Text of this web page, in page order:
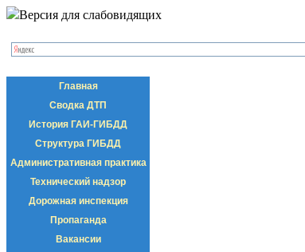
Версия для слабовидящих
Главная
Сводка ДТП
История ГАИ-ГИБДД
Структура ГИБДД
Административная практика
Технический надзор
Дорожная инспекция
Пропаганда
Вакансии